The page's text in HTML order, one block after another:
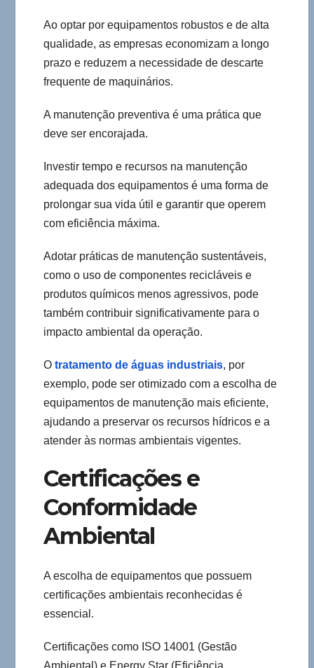
Ao optar por equipamentos robustos e de alta
qualidade, as empresas economizam a longo
prazo e reduzem a necessidade de descarte
frequente de maquinários.
A manutenção preventiva é uma prática que
deve ser encorajada.
Investir tempo e recursos na manutenção
adequada dos equipamentos é uma forma de
prolongar sua vida útil e garantir que operem
com eficiência máxima.
Adotar práticas de manutenção sustentáveis,
como o uso de componentes recicláveis e
produtos químicos menos agressivos, pode
também contribuir significativamente para o
impacto ambiental da operação.
O tratamento de águas industriais, por
exemplo, pode ser otimizado com a escolha de
equipamentos de manutenção mais eficiente,
ajudando a preservar os recursos hídricos e a
atender às normas ambientais vigentes.
Certificações e
Conformidade
Ambiental
A escolha de equipamentos que possuem
certificações ambientais reconhecidas é
essencial.
Certificações como ISO 14001 (Gestão
Ambiental) e Energy Star (Eficiência